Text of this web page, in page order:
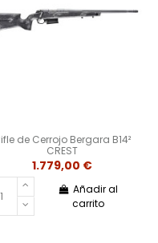
de Cerrojo Bergara B14²
CREST
1.779,00 €
Añadir al
carrito